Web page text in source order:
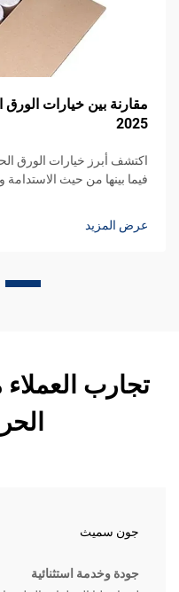
مقارنة بين خيارات الورق
2025
فيما بينها من حيث الاستدامة
عرض المزيد
تجارب
جون سميث
جودة وخدمة استثنائية